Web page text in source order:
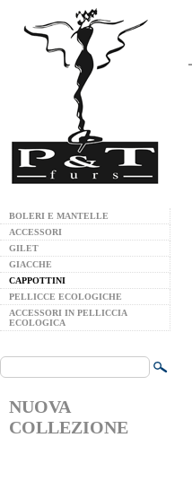
BOLERI E MANTELLE
ACCESSORI
GILET
GIACCHE
CAPPOTTINI
PELLICCE ECOLOGICHE
ACCESSORI IN PELLICCIA
ECOLOGICA
NUOVA
COLLEZIONE